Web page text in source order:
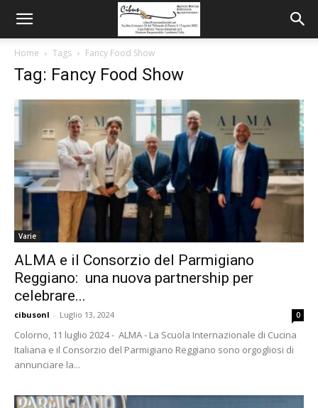
Home Tags Fancy Food Show
Tag: Fancy Food Show
Varie
ALMA e il Consorzio del Parmigiano
Reggiano: una nuova partnership per
celebrare...
cibusonl - Luglio 13, 2024 0
Colorno, 11 luglio 2024 - ALMA - La Scuola Internazionale di Cucina
Italiana e il Consorzio del Parmigiano Reggiano sono orgogliosi di
annunciare la...